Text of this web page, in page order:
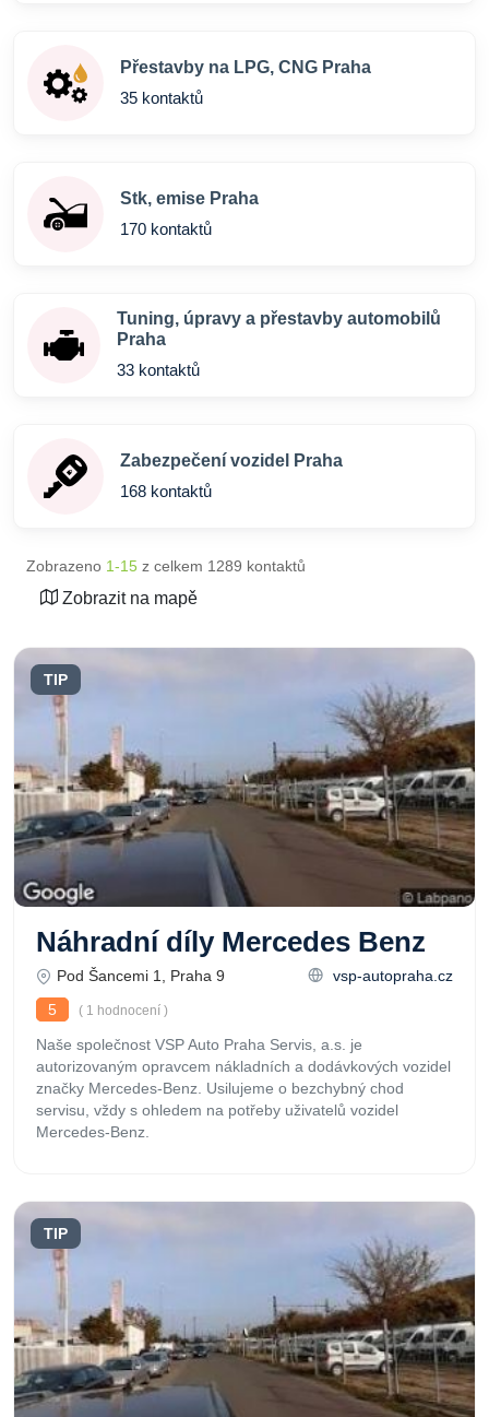
Přestavby na LPG, CNG Praha
35 kontaktů
Stk, emise Praha
170 kontaktů
Tuning, úpravy a přestavby automobilů
Praha
33 kontaktů
Zabezpečení vozidel Praha
168 kontaktů
Zobrazeno 1-15 z celkem 1289 kontaktů
Zobrazit na mapě
TIP
Náhradní díly Mercedes Benz
Pod Šancemi 1, Praha 9
vsp-autopraha.cz
5
( 1 hodnocení )
Naše společnost VSP Auto Praha Servis, a.s. je
autorizovaným opravcem nákladních a dodávkových vozidel
značky Mercedes-Benz. Usilujeme o bezchybný chod
servisu, vždy s ohledem na potřeby uživatelů vozidel
Mercedes-Benz.
TIP